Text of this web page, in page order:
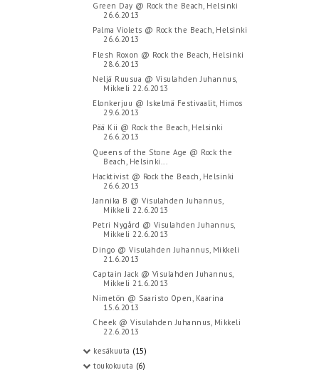
Green Day @ Rock the Beach, Helsinki
26.6.2013
Palma Violets @ Rock the Beach, Helsinki
26.6.2013
Flesh Roxon @ Rock the Beach, Helsinki
28.6.2013
Neljä Ruusua @ Visulahden Juhannus,
Mikkeli 22.6.2013
Elonkerjuu @ Iskelmä Festivaalit, Himos
29.6.2013
Pää Kii @ Rock the Beach, Helsinki
26.6.2013
Queens of the Stone Age @ Rock the
Beach, Helsinki...
Hacktivist @ Rock the Beach, Helsinki
26.6.2013
Jannika B @ Visulahden Juhannus,
Mikkeli 22.6.2013
Petri Nygård @ Visulahden Juhannus,
Mikkeli 22.6.2013
Dingo @ Visulahden Juhannus, Mikkeli
21.6.2013
Captain Jack @ Visulahden Juhannus,
Mikkeli 21.6.2013
Nimetön @ Saaristo Open, Kaarina
15.6.2013
Cheek @ Visulahden Juhannus, Mikkeli
22.6.2013
kesäkuuta (15)
toukokuuta (6)